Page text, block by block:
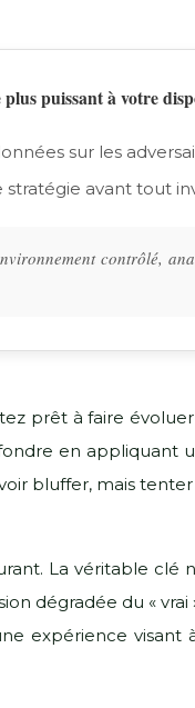
plus puissant à votre
sur les
avant tout
contrôlé,
prêt à faire
en
bluffer, mais
La véritable clé
dégradée du «
expérience